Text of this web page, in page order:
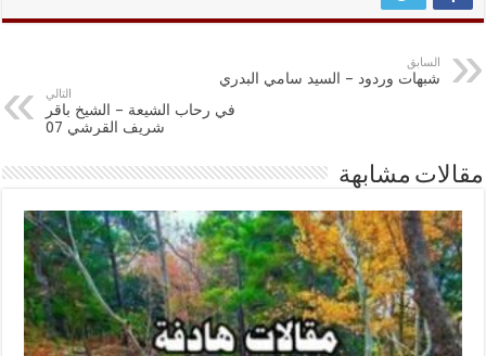
السابق
شبهات وردود – السيد سامي البدري
التالي
في رحاب الشيعة – الشيخ باقر
شريف القرشي 07
مقالات مشابهة